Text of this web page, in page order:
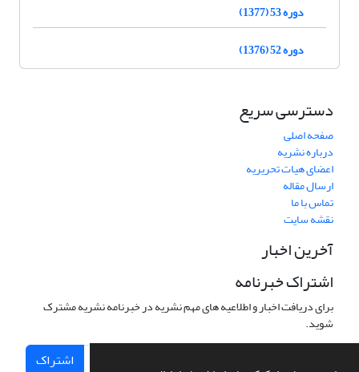
دوره 53 (1377)
دوره 52 (1376)
دسترسی سریع
صفحه اصلی
درباره نشریه
اعضای هیات تحریریه
ارسال مقاله
تماس با ما
نقشه سایت
آخرین اخبار
اشتراک خبرنامه
برای دریافت اخبار و اطلاعیه های مهم نشریه در خبرنامه نشریه مشترک
شوید.
اشتراک